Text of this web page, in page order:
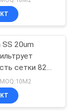
37
пыли
20um
сетки 82%
волокна